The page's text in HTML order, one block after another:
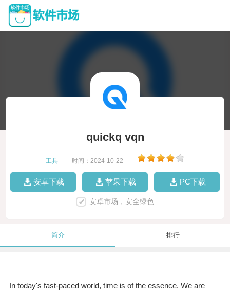
quickq vqn
工具 时间：2024-10-22
安卓下载 苹果下载 PC下载
安卓市场，安全绿色
简介 排行
In today's fast-paced world, time is of the essence. We are